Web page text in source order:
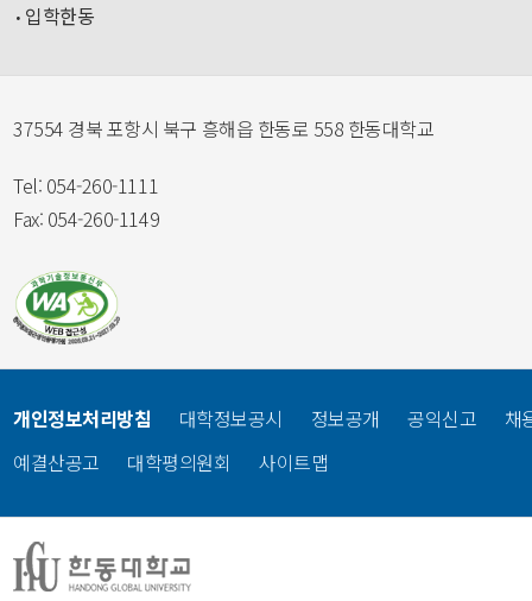
입학한동
37554 경북 포항시 북구 흥해읍 한동로 558 한동대학교
Tel: 054-260-1111
Fax: 054-260-1149
개인정보처리방침 대학정보공시 정보공개 공익신고
채
예결산공고
대학평의원회 사이트맵